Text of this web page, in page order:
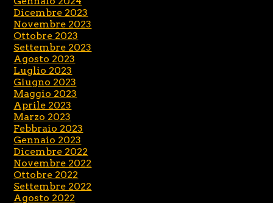
Dicembre 2023
Novembre 2023
Ottobre 2023
Settembre 2023
Agosto 2023
Luglio 2023
Giugno 2023
Maggio 2023
Aprile 2023
Marzo 2023
Febbraio 2023
Gennaio 2023
Dicembre 2022
Novembre 2022
Ottobre 2022
Settembre 2022
Agosto 2022